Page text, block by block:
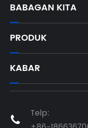
BABAGAN KITA
PRODUK
KABAR

Telp: